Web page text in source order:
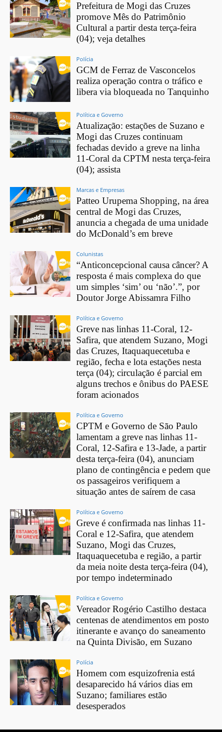
Prefeitura de Mogi das Cruzes
promove Mês do Patrimônio
Cultural a partir desta terça-feira
(04); veja detalhes
Polícia
GCM de Ferraz de Vasconcelos
realiza operação contra o tráfico e
libera via bloqueada no Tanquinho
Política e Governo
Atualização: estações de Suzano e
Mogi das Cruzes continuam
fechadas devido a greve na linha
11-Coral da CPTM nesta terça-feira
(04); assista
Marcas e Empresas
Patteo Urupema Shopping, na área
central de Mogi das Cruzes,
anuncia a chegada de uma unidade
do McDonald’s em breve
Colunistas
“Anticoncepcional causa câncer? A
resposta é mais complexa do que
um simples ‘sim’ ou ‘não’.”, por
Doutor Jorge Abissamra Filho
Política e Governo
Greve nas linhas 11-Coral, 12-
Safira, que atendem Suzano, Mogi
das Cruzes, Itaquaquecetuba e
região, fecha e lota estações nesta
terça (04); circulação é parcial em
alguns trechos e ônibus do PAESE
foram acionados
Política e Governo
CPTM e Governo de São Paulo
lamentam a greve nas linhas 11-
Coral, 12-Safira e 13-Jade, a partir
desta terça-feira (04), anunciam
plano de contingência e pedem que
os passageiros verifiquem a
situação antes de saírem de casa
Política e Governo
Greve é confirmada nas linhas 11-
Coral e 12-Safira, que atendem
Suzano, Mogi das Cruzes,
Itaquaquecetuba e região, a partir
da meia noite desta terça-feira (04),
por tempo indeterminado
Política e Governo
Vereador Rogério Castilho destaca
centenas de atendimentos em posto
itinerante e avanço do saneamento
na Quinta Divisão, em Suzano
Polícia
Homem com esquizofrenia está
desaparecido há vários dias em
Suzano; familiares estão
desesperados